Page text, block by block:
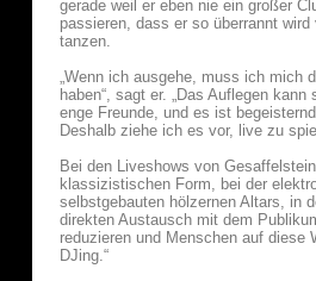
gerade weil er eben nie ein großer
passieren, dass er so überrannt
tanzen.
„Wenn ich ausgehe, muss ich mich
haben“, sagt er. „Das Auflegen
enge Freunde, und es ist
Deshalb ziehe ich es vor, live zu
Bei den Liveshows von
klassizistischen Form, bei der
selbstgebauten hölzernen Altars, in
direkten Austausch mit dem
reduzieren und Menschen auf
DJing.“